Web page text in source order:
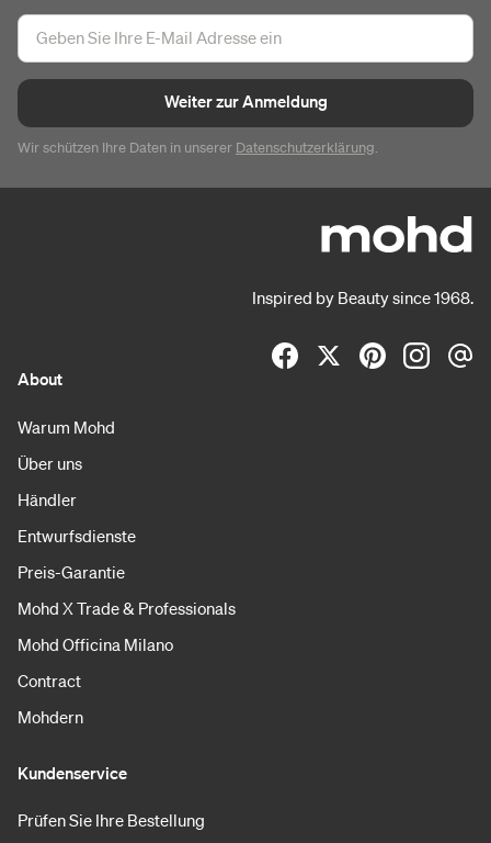
Weiter zur Anmeldung
Wir schützen Ihre Daten in unserer Datenschutzerklärung.
Inspired by Beauty since 1968.
About
Warum Mohd
Über uns
Händler
Entwurfsdienste
Preis-Garantie
Mohd X Trade & Professionals
Mohd Officina Milano
Contract
Mohdern
Kundenservice
Prüfen Sie Ihre Bestellung